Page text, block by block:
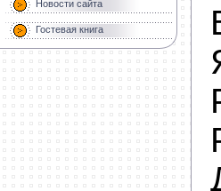
Новости сайта
Гостевая книга